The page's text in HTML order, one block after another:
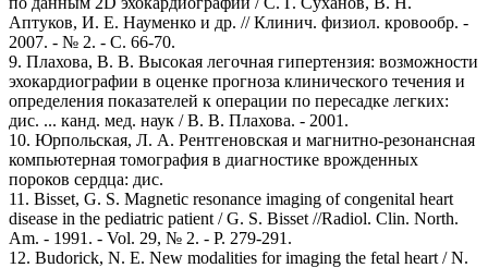
Аптуков, И. Е. Науменко и др. // Клинич. физиол. кровообр. -
2007. - № 2. - С. 66-70.
9. Плахова, В. В. Высокая легочная гипертензия: возможности
эхокардиографии в оценке прогноза клинического течения и
определения показателей к операции по пересадке легких:
дис. ... канд. мед. наук / В. В. Плахова. - 2001.
10. Юрпольская, Л. А. Рентгеновская и магнитно-резонансная
компьютерная томография в диагностике врожденных
пороков сердца: дис.
11. Bisset, G. S. Magnetic resonance imaging of congenital heart
disease in the pediatric patient / G. S. Bisset //Radiol. Clin. North.
Am. - 1991. - Vol. 29, № 2. - P. 279-291.
12. Budorick, N. E. New modalities for imaging the fetal heart / N.